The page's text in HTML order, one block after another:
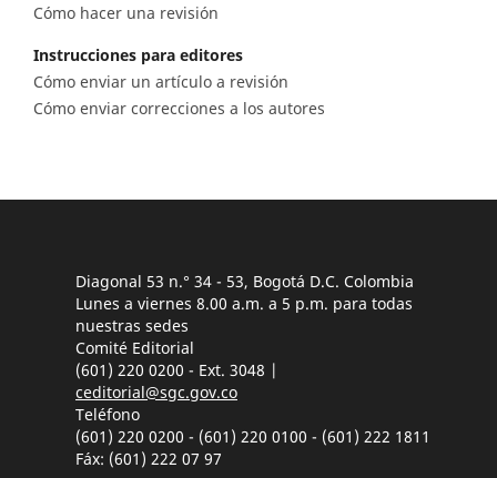
Cómo hacer una revisión
Instrucciones para editores
Cómo enviar un artículo a revisión
Cómo enviar correcciones a los autores
Diagonal 53 n.° 34 - 53, Bogotá D.C. Colombia
Lunes a viernes 8.00 a.m. a 5 p.m. para todas
nuestras sedes
Comité Editorial
(601) 220 0200 - Ext. 3048 |
ceditorial@sgc.gov.co
Teléfono
(601) 220 0200 - (601) 220 0100 - (601) 222 1811
Fáx: (601) 222 07 97